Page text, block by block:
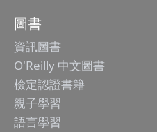
圖書
資訊圖書
O'Reilly 中文圖書
檢定認證書籍
親子學習
語言學習